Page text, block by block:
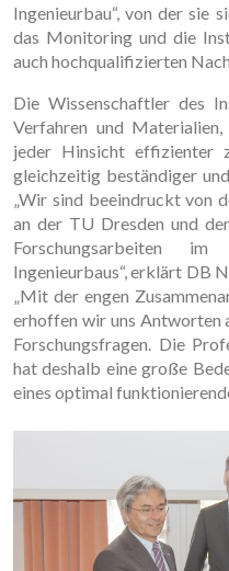
Ingenieurbau“, von der sie
das Monitoring und die
auch hochqualifizierten
Die Wissenschaftler des
Verfahren und
jeder Hinsicht effizienter
gleichzeitig beständiger
„Wir sind beeindruckt von
an der TU Dresden und
Forschungsarbeiten
Ingenieurbaus“, erklärt DB
„Mit der engen
erhoffen wir uns Antworten
Forschungsfragen. Die
hat deshalb eine große
eines optimal